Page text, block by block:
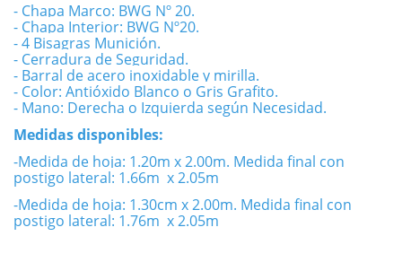
- Chapa Marco: BWG Nº 20.
- Chapa Interior: BWG Nº20.
- 4 Bisagras Munición.
- Cerradura de Seguridad.
- Barral de acero inoxidable y mirilla.
- Color: Antióxido Blanco o Gris Grafito.
- Mano: Derecha o Izquierda según Necesidad.
Medidas disponibles:
-Medida de hoja: 1.20m x 2.00m. Medida final con
postigo lateral: 1.66m x 2.05m
-Medida de hoja: 1.30cm x 2.00m. Medida final con
postigo lateral: 1.76m x 2.05m